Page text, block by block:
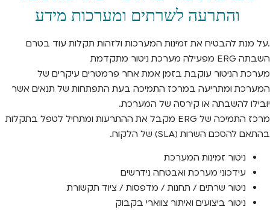
והתרעה לשרתים ומערכות מידע
.על מנת להבטיח את זמינות המערכות ולזהות תקלות עוד בטרם
השבתה ERG מפעילה מערכת ניטור מתקדמת
מערכת הניטור עוקבת בזמן אמת אחר פרמטרים עיקרים של
המערכת ומתריעה במרכז התמיכה בעת התפתחות של תנאים אשר
יובילו להשבתה או קירסה של המערכת.
מרכז התמיכה של ERG מקבל את ההתרעות ומתחיל לטפל בתקלות
בהתאם להסכם השרות (SLA) של הלקוח.
ניטור זמינות המערכת
עידכוני מערכת ואבטחה נידרשים
ניטור שרתים / תחנות / מדפסות / ציוד תקשורת
ניטור ביצועים ואיתור צווארי בקבוק